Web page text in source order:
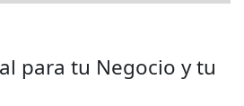
para tu Negocio y tu